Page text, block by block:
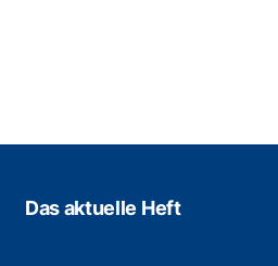
Das aktuelle Heft